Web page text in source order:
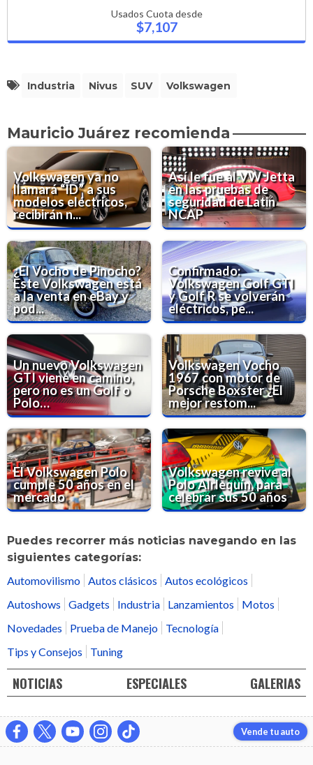
Usados Cuota desde
$7,107
Industria Nivus SUV Volkswagen
Mauricio Juárez recomienda
Volkswagen ya no
llamará “ID” a sus
modelos eléctricos,
recibirán n...
Así le fue al VW Jetta
en las pruebas de
seguridad de Latin
NCAP
¿El Vocho de Pinocho?
Este Volkswagen está
a la venta en eBay y
pod...
Confirmado:
Volkswagen Golf GTI
y Golf R se volverán
eléctricos, pe...
Un nuevo Volkswagen
GTI viene en camino,
pero no es un Golf o
Polo…
Volkswagen Vocho
1967 con motor de
Porsche Boxster ¿El
mejor restom...
El Volkswagen Polo
cumple 50 años en el
mercado
Volkswagen revive al
Polo Alrlequín, para
celebrar sus 50 años
Puedes recorrer más noticias navegando en las
siguientes categorías:
Automovilismo Autos clásicos
Autos ecológicos
Autoshows
Gadgets Industria Lanzamientos
Motos
Novedades
Prueba de Manejo
Tecnología
Tips y Consejos
Tuning
NOTICIAS ESPECIALES GALERIAS
Vende tu auto